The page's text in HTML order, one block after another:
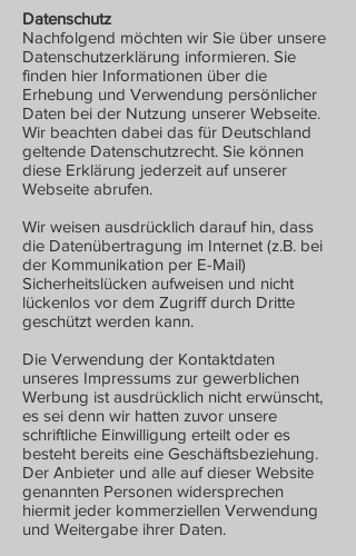
Datenschutz
Nachfolgend möchten wir Sie über unsere
Datenschutzerklärung informieren. Sie
finden hier Informationen über die
Erhebung und Verwendung persönlicher
Daten bei der Nutzung unserer Webseite.
Wir beachten dabei das für Deutschland
geltende Datenschutzrecht. Sie können
diese Erklärung jederzeit auf unserer
Webseite abrufen.
Wir weisen ausdrücklich darauf hin, dass
die Datenübertragung im Internet (z.B. bei
der Kommunikation per E-Mail)
Sicherheitslücken aufweisen und nicht
lückenlos vor dem Zugriff durch Dritte
geschützt werden kann.
Die Verwendung der Kontaktdaten
unseres Impressums zur gewerblichen
Werbung ist ausdrücklich nicht erwünscht,
es sei denn wir hatten zuvor unsere
schriftliche Einwilligung erteilt oder es
besteht bereits eine Geschäftsbeziehung.
Der Anbieter und alle auf dieser Website
genannten Personen widersprechen
hiermit jeder kommerziellen Verwendung
und Weitergabe ihrer Daten.